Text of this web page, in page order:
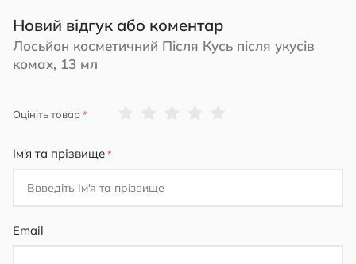
Новий відгук або коментар
Лосьйон косметичний Після Кусь після укусів
комах, 13 мл
Оцініть товар
Ім'я та прізвище
Email